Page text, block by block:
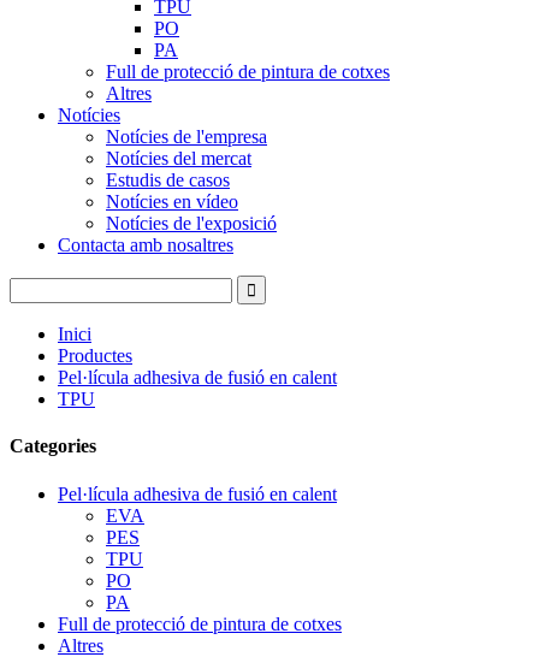
TPU
PO
PA
Full de protecció de pintura de cotxes
Altres
Notícies
Notícies de l'empresa
Notícies del mercat
Estudis de casos
Notícies en vídeo
Notícies de l'exposició
Contacta amb nosaltres
Inici
Productes
Pel·lícula adhesiva de fusió en calent
TPU
Categories
Pel·lícula adhesiva de fusió en calent
EVA
PES
TPU
PO
PA
Full de protecció de pintura de cotxes
Altres